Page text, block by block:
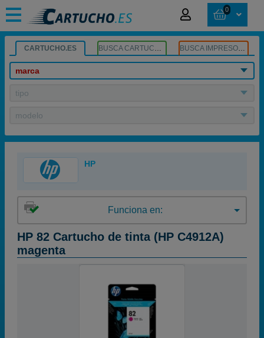
0
CARTUCHO.ES BUSCA CARTUCHOS BUSCA IMPRESORA
marca
tipo
modelo
HP
Funciona en:
HP 82 Cartucho de tinta (HP C4912A)
magenta